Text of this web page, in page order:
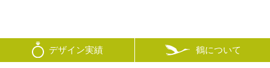
デザイン実績 鶴について